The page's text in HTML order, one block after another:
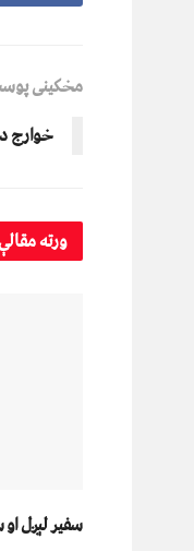
مخکینی
خوارج
ورته
سفیر لېږل